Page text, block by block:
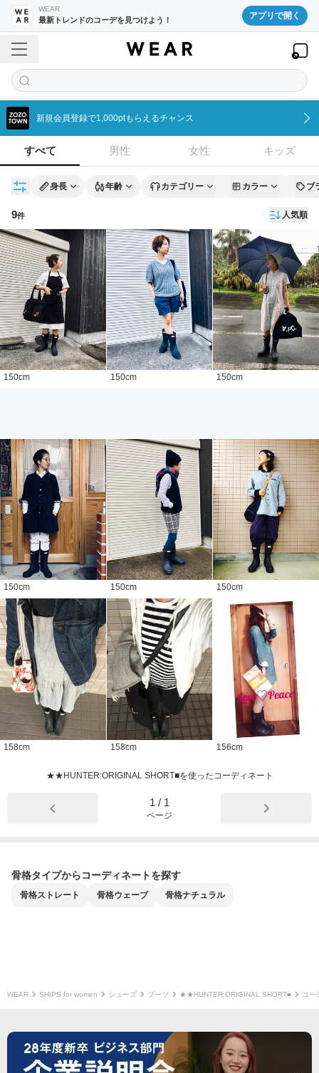
WEAR
最新トレンドのコーデを見つけよう！ アプリで開く
新規会員登録で1,000ptもらえるチャンス
すべて 男性 女性 キッズ
身長 年齢 カテゴリー カラー ブ
9件 人気順
コーディネート一覧
150cm 150cm 150cm
150cm 150cm 150cm
158cm 158cm 156cm
★★HUNTER:ORIGINAL SHORT■を使ったコーディネート
1 / 1
ページ
骨格タイプからコーディネートを探す
骨格ストレート 骨格ウェーブ 骨格ナチュラル
WEAR SHIPS for women シューズ ブーツ ★★HUNTER:ORIGINAL SHORT■ コー